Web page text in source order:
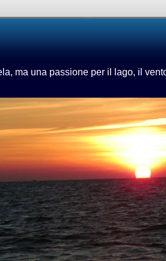
ma una passione per il lago, il